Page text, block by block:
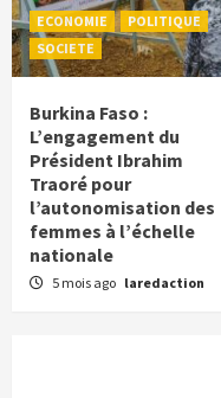
ECONOMIE
POLITIQUE
SOCIETE
Burkina Faso :
L’engagement du
Président Ibrahim
Traoré pour
l’autonomisation des
femmes à l’échelle
nationale
5 mois ago laredaction